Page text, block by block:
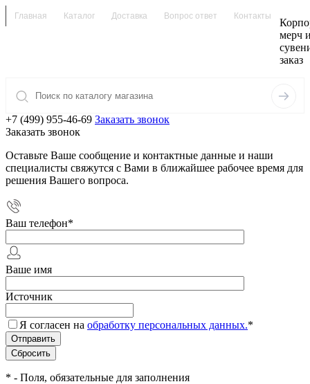
Главная Каталог Доставка Вопрос ответ Контакты
мерч
заказ
+7 (499) 955-46-69 Заказать звонок
Заказать звонок
Оставьте Ваше сообщение и контактные данные и наши
специалисты свяжутся с Вами в ближайшее рабочее время для
решения Вашего вопроса.
Ваш телефон*
Ваше имя
Источник
Я согласен на обработку персональных данных.*
* - Поля, обязательные для заполнения